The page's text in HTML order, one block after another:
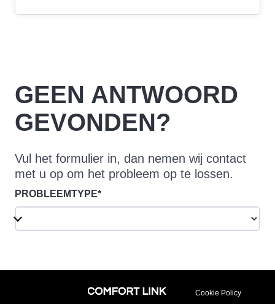
GEEN ANTWOORD
GEVONDEN?
Vul het formulier in, dan nemen wij contact
met u op om het probleem op te lossen.
PROBLEEMTYPE*
Cookie Policy